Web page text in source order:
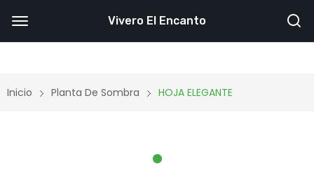
Inicio Planta De Sombra HOJA ELEGANTE
Vivero El Encanto